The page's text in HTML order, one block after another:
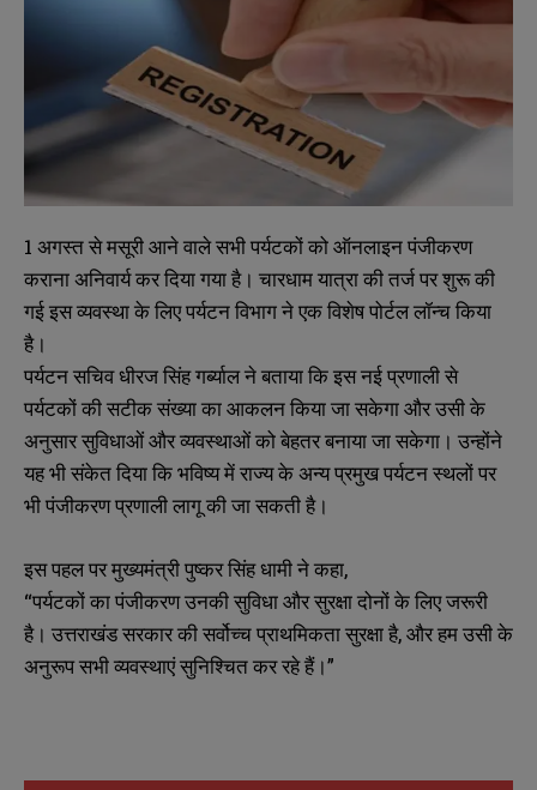
1 अगस्त से मसूरी आने वाले सभी पर्यटकों को ऑनलाइन पंजीकरण
कराना अनिवार्य कर दिया गया है। चारधाम यात्रा की तर्ज पर शुरू की
गई इस व्यवस्था के लिए पर्यटन विभाग ने एक विशेष पोर्टल लॉन्च किया
है।
पर्यटन सचिव धीरज सिंह गर्ब्याल ने बताया कि इस नई प्रणाली से
पर्यटकों की सटीक संख्या का आकलन किया जा सकेगा और उसी के
अनुसार सुविधाओं और व्यवस्थाओं को बेहतर बनाया जा सकेगा। उन्होंने
यह भी संकेत दिया कि भविष्य में राज्य के अन्य प्रमुख पर्यटन स्थलों पर
भी पंजीकरण प्रणाली लागू की जा सकती है।
इस पहल पर मुख्यमंत्री पुष्कर सिंह धामी ने कहा,
“पर्यटकों का पंजीकरण उनकी सुविधा और सुरक्षा दोनों के लिए जरूरी
है। उत्तराखंड सरकार की सर्वोच्च प्राथमिकता सुरक्षा है, और हम उसी के
अनुरूप सभी व्यवस्थाएं सुनिश्चित कर रहे हैं।”